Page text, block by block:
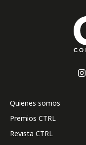
Quienes somos
Premios CTRL
Revista CTRL